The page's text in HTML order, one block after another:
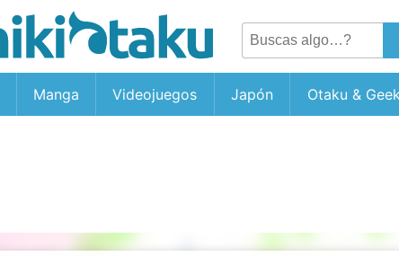
Manga Videojuegos Japón Otaku &